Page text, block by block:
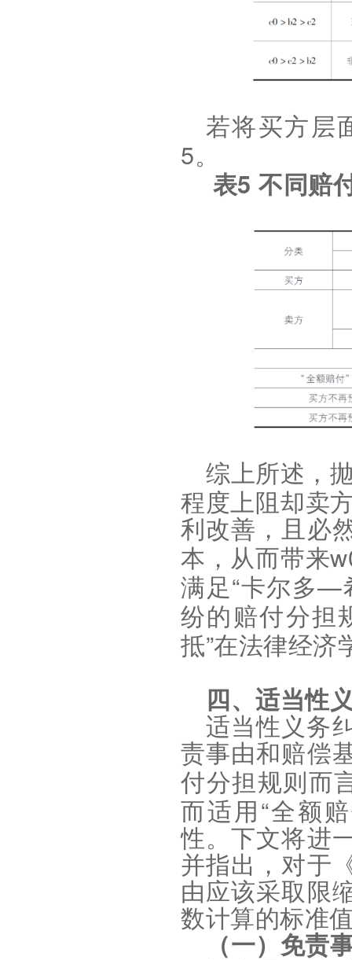
若将买方层
5。
表5不同赔
综上所述，
程度上阻却卖
利改善，且必
本，从而带来
满足 “卡尔多—
纷的赔付分担
抵”在法律经济
四、适当性
适当性义务
责事由和赔偿
付分担规则而
而适用 “全额
性。下文将进
并指出，对于
由应该采取限
数计算的标准
（一）免责